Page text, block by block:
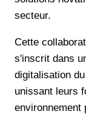
secteur.
Cette
s'inscrit dans
digitalisation
unissant leurs
environnement